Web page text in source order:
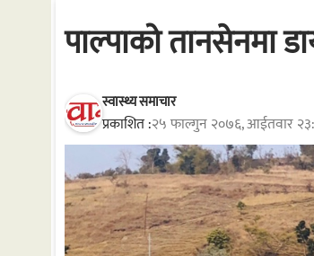
पाल्पाको तानसेनमा
स्वास्थ्य समाचार
प्रकाशित :२५ फाल्गुन २०७६, आईतवार